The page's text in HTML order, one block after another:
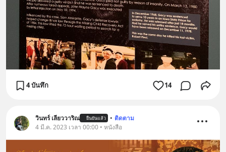
4 บันทึก 14
วินทร์ เลียววาริณ ยืนยันแล้ว • ติดตาม
4 มี.ค. 2023 เวลา 00:00 • หนังสือ